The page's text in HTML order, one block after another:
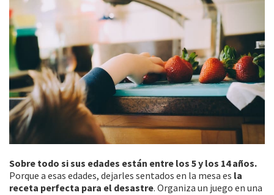
Sobre todo si sus edades están entre los 5 y los 14 años.
Porque a esas edades, dejarles sentados en la mesa es la
receta perfecta para el desastre. Organiza un juego en una